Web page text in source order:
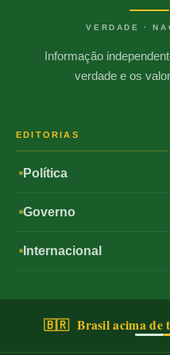
VERDADE ·
Informação
verdade e os
EDITORIAS
Política
Governo
Internacional
🇧🇷 Brasil acima de